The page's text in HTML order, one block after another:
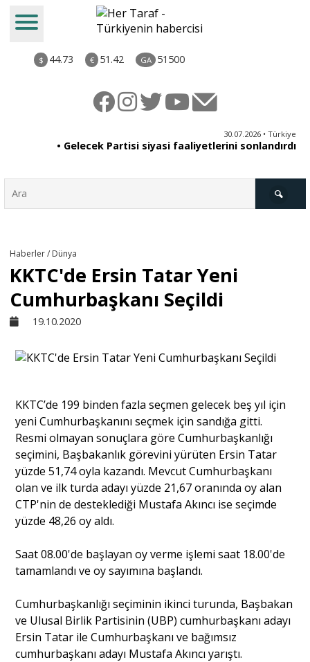
$ 44.73 € 51.42 GA 51500
30.07.2026 • Türkiye
• Gelecek Partisi siyasi faaliyetlerini sonlandırdı
30.07.2026 • Eğitim
• Ne Karma Ne De Zorunlu Eğitim|Özkan Yaman
Ekonomi
Dünya
Yorum - Analiz
Söyleşi
Yazı Dizisi
Portre
Haberler / Dünya
KKTC'de Ersin Tatar Yeni
Cumhurbaşkanı Seçildi
19.10.2020
KKTC’de 199 binden fazla seçmen gelecek beş yıl için
yeni Cumhurbaşkanını seçmek için sandığa gitti.
Resmi olmayan sonuçlara göre Cumhurbaşkanlığı
seçimini, Başbakanlık görevini yürüten Ersin Tatar
yüzde 51,74 oyla kazandı. Mevcut Cumhurbaşkanı
olan ve ilk turda adayı yüzde 21,67 oranında oy alan
CTP'nin de desteklediği Mustafa Akıncı ise seçimde
yüzde 48,26 oy aldı.
Saat 08.00'de başlayan oy verme işlemi saat 18.00'de
tamamlandı ve oy sayımına başlandı.
Cumhurbaşkanlığı seçiminin ikinci turunda, Başbakan
ve Ulusal Birlik Partisinin (UBP) cumhurbaşkanı adayı
Ersin Tatar ile Cumhurbaşkanı ve bağımsız
cumhurbaşkanı adayı Mustafa Akıncı yarıştı.